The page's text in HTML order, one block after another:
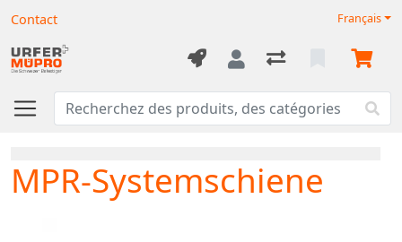
Contact Français
MPR-Systemschiene